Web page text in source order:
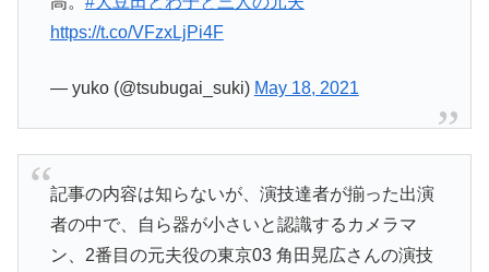
https://t.co/VFzxLjPi4F
— yuko (@tsubugai_suki) May 18, 2021
記事の内容は知らないが、演技達者が揃った出演
者の中で、自ら器が小さいと認識するカメラマ
ン、2番目の元夫役の東京03 角田晃広さんの演技